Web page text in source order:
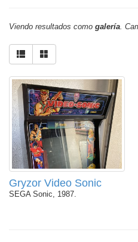
Viendo resultados como galería.
Gryzor Video Sonic
SEGA Sonic, 1987.